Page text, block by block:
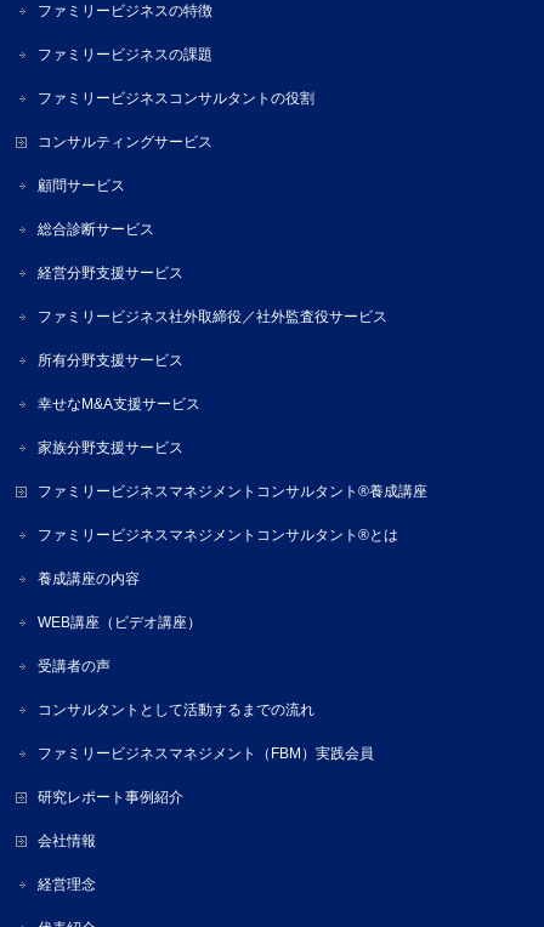
ファミリービジネスの特徴
ファミリービジネスの課題
ファミリービジネスコンサルタントの役割
コンサルティングサービス
顧問サービス
総合診断サービス
経営分野支援サービス
ファミリービジネス社外取締役／社外監査役サービス
所有分野支援サービス
幸せなM&A支援サービス
家族分野支援サービス
ファミリービジネスマネジメントコンサルタント®養成講座
ファミリービジネスマネジメントコンサルタント®とは
養成講座の内容
WEB講座（ビデオ講座）
受講者の声
コンサルタントとして活動するまでの流れ
ファミリービジネスマネジメント（FBM）実践会員
研究レポート事例紹介
会社情報
経営理念